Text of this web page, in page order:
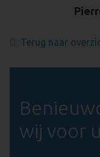
Terug naar
wij voor